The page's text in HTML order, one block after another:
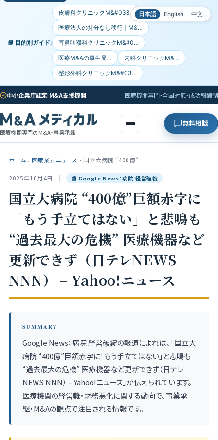
日本語 English 中文
📘 目的別ガイド:
皮膚科クリニックM&#038…
医療法人の持分なし移行｜M&…
耳鼻咽喉科クリニックM&#0…
医療M&Aの厚生局… 内科クリニックM&…
整形外科クリニックM&#03…
中小企業庁認定 M&A支援機関 医療機関専門・全国対応・成功報酬制
医療機関専門のM&A・事業承継
無料相談
ホーム › 医療業界ニュース › 国立大病院 “400億”…
2025年10月4日 | 📰 Google News：病院 経営破綻
国立大病院 “400億”巨額赤字に
「もう手立てはない」と悲鳴も
“過去最大の危機” 医療機器など
更新できず（日テレNEWS
NNN） – Yahoo!ニュース
SUMMARY
Google News：病院 経営破綻の報道によれば、「国立大
病院 “400億”巨額赤字に「もう手立てはない」と悲鳴も
“過去最大の危機” 医療機器など更新できず（日テレ
NEWS NNN） – Yahoo!ニュース」が伝えられています。
医療機関の経営難・財務悪化に関する動向で、事業承
継・M&Aの観点で注目される情報です。